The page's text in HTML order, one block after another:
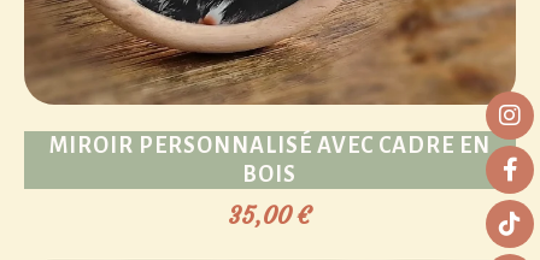
MIROIR PERSONNALISÉ AVEC CADRE EN
BOIS
35,00€